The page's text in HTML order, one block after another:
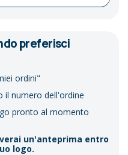
preferisci
ordini"
il numero dell'ordine
pronto al momento
un'anteprima entro
logo.